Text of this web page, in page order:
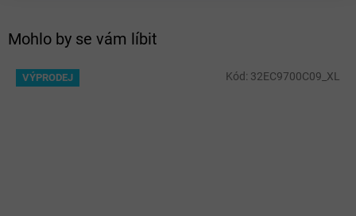
Mohlo by se vám líbit
VÝPRODEJ Kód: 32EC9700C09_XL